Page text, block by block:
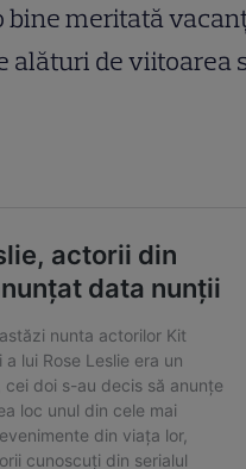
meritată
alături de viitoarea